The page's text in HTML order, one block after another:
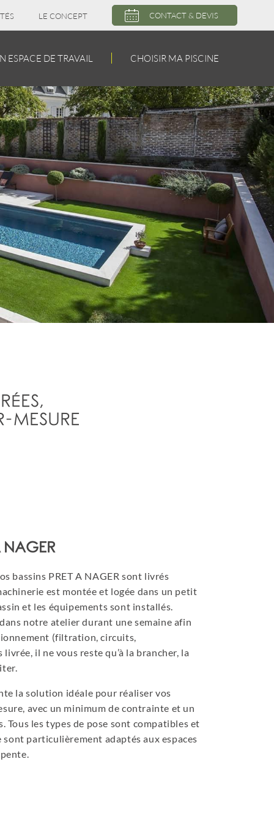
LE CONCEPT CONTACT & DEVIS
ESPACE DE TRAVAIL CHOISIR MA PISCINE
MESURE
bassins PRET A NAGER sont livrés
est montée et logée dans un petit
et les équipements sont installés.
notre atelier durant une semaine afin
(filtration, circuits,
il ne vous reste qu’à la brancher, la
la solution idéale pour réaliser vos
avec un minimum de contrainte et un
Tous les types de pose sont compatibles et
sont particulièrement adaptés aux espaces